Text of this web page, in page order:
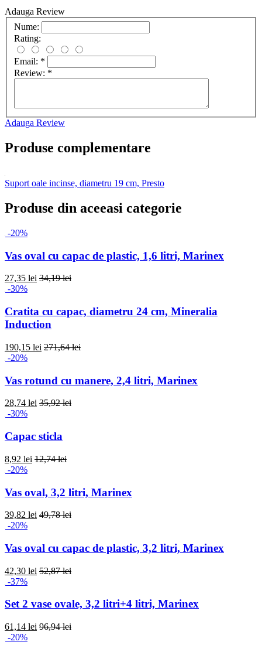
Adauga Review
Nume:
Rating:
Email: *
Review: *
Adauga Review
Produse complementare
Suport oale incinse, diametru 19 cm, Presto
Produse din aceeasi categorie
-20%
Vas oval cu capac de plastic, 1,6 litri, Marinex
27,35 lei 34,19 lei
-30%
Cratita cu capac, diametru 24 cm, Mineralia
Induction
190,15 lei 271,64 lei
-20%
Vas rotund cu manere, 2,4 litri, Marinex
28,74 lei 35,92 lei
-30%
Capac sticla
8,92 lei 12,74 lei
-20%
Vas oval, 3,2 litri, Marinex
39,82 lei 49,78 lei
-20%
Vas oval cu capac de plastic, 3,2 litri, Marinex
42,30 lei 52,87 lei
-37%
Set 2 vase ovale, 3,2 litri+4 litri, Marinex
61,14 lei 96,94 lei
-20%